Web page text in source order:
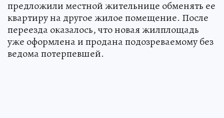
предложили местной жительнице обменять ее
квартиру на другое жилое помещение. После
переезда оказалось, что новая жилплощадь
уже оформлена и продана подозреваемому без
ведома потерпевшей.